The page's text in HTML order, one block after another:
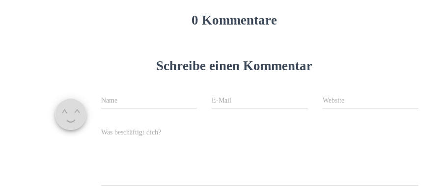
0 Kommentare
Schreibe einen Kommentar
Name E-Mail Website
Was beschäftigt dich?